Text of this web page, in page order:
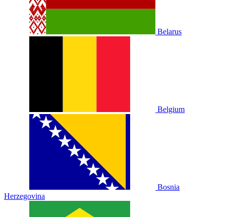
Belarus
Belgium
Bosnia
Herzegovina